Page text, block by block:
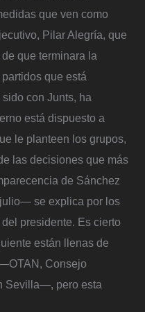
que ven como
Pilar Alegría, que
que terminara la
que está
con Junts, ha
está dispuesto a
le planteen los grupos,
las decisiones que más
de Sánchez
se explica por los
presidente. Es cierto
están llenas de
Consejo
Sevilla—, pero esta